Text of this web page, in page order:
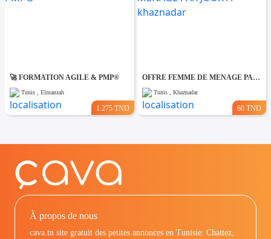
🚀 FORMATION AGILE & PMP®
Tunis , Elmanzah
1.275 TND
OFFRE FEMME DE MENAGE PAR JOUR A khaznadar
Tunis , Khaznadar
60 TND
À propos de nous
cava.tn site gratuit des petites annonces en Tunisie: Chattez,